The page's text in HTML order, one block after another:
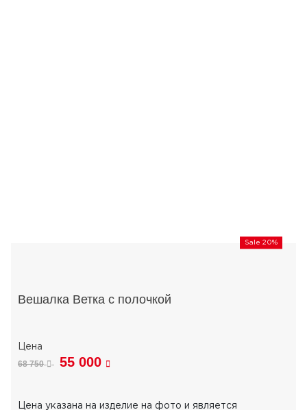
Sale 20%
Вешалка Ветка с полочкой
68 750 55 000
Цена указана на изделие на фото и является